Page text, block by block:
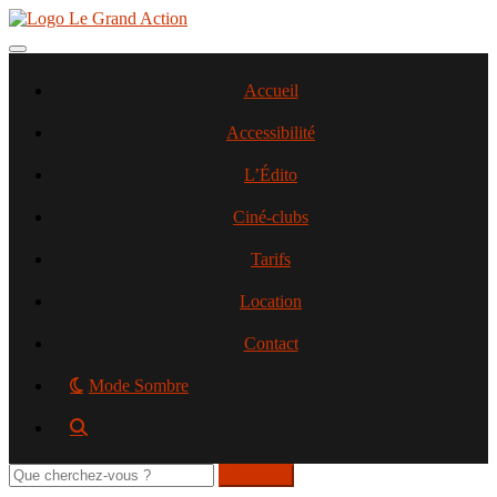
Aller
contenu
Toggle navigation
Accueil
Accessibilité
L’Édito
Ciné-clubs
Tarifs
Location
Contact
Mode Sombre
Rechercher
sur